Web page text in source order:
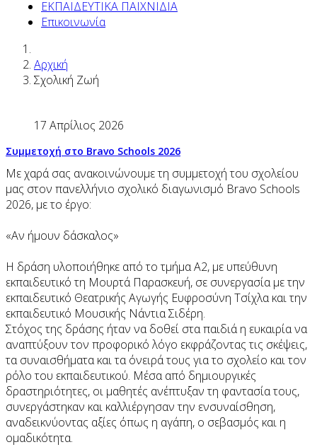
ΕΚΠΑΙΔΕΥΤΙΚΑ ΠΑΙΧΝΙΔΙΑ
Επικοινωνία
Αρχική
Σχολική Ζωή
17 Απρίλιος 2026
Συμμετοχή στο Bravo Schools 2026
Με χαρά σας ανακοινώνουμε τη συμμετοχή του σχολείου
μας στον πανελλήνιο σχολικό διαγωνισμό Bravo Schools
2026, με το έργο:
«Αν ήμουν δάσκαλος»
Η δράση υλοποιήθηκε από το τμήμα Α2, με υπεύθυνη
εκπαιδευτικό τη Μουρτά Παρασκευή, σε συνεργασία με την
εκπαιδευτικό Θεατρικής Αγωγής Ευφροσύνη Τσίχλα και την
εκπαιδευτικό Μουσικής Νάντια Σιδέρη.
Στόχος της δράσης ήταν να δοθεί στα παιδιά η ευκαιρία να
αναπτύξουν τον προφορικό λόγο εκφράζοντας τις σκέψεις,
τα συναισθήματα και τα όνειρά τους για το σχολείο και τον
ρόλο του εκπαιδευτικού. Μέσα από δημιουργικές
δραστηριότητες, οι μαθητές ανέπτυξαν τη φαντασία τους,
συνεργάστηκαν και καλλιέργησαν την ενσυναίσθηση,
αναδεικνύοντας αξίες όπως η αγάπη, ο σεβασμός και η
ομαδικότητα.